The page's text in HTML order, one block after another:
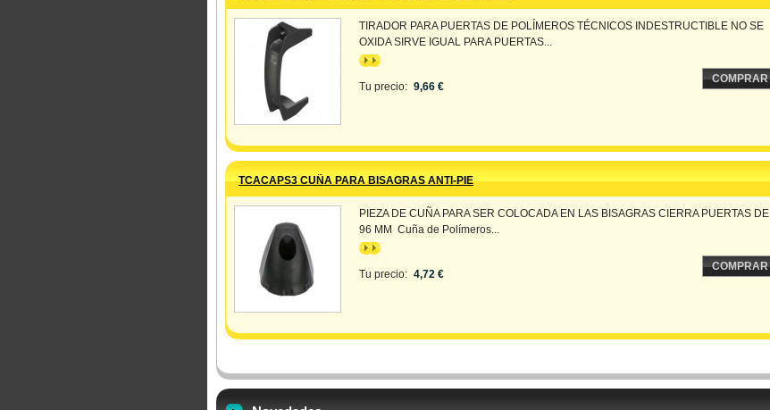
TIRADOR PARA PUERTAS DE POLÍMEROS TÉCNICOS INDESTRUCTIBLE NO SE
OXIDA SIRVE IGUAL PARA PUERTAS...
>>
COMPRAR
Tu precio: 9,66 €
TCACAPS3 CUÑA PARA BISAGRAS ANTI-PIE
PIEZA DE CUÑA PARA SER COLOCADA EN LAS BISAGRAS CIERRA PUERTAS DE
96 MM Cuña de Polímeros...
>>
COMPRAR
Tu precio: 4,72 €